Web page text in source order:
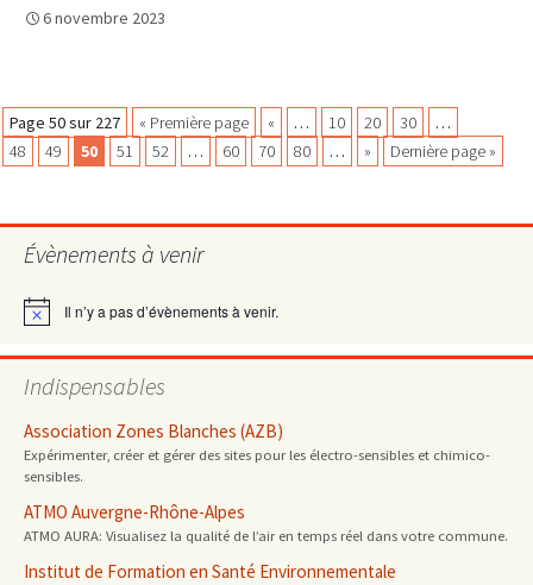
6 novembre 2023
Navigation
des
articles
Page 50 sur 227 « Première page « … 10 20 30
…
48
49 50 51 52 … 60 70 80 … » Dernière page »
Évènements à venir
Notice Il n’y a pas d’évènements à venir.
Indispensables
Association Zones Blanches (AZB)
Expérimenter, créer et gérer des sites pour les électro-sensibles et chimico-
sensibles.
ATMO Auvergne-Rhône-Alpes
ATMO AURA: Visualisez la qualité de l’air en temps réel dans votre commune.
Institut de Formation en Santé Environnementale